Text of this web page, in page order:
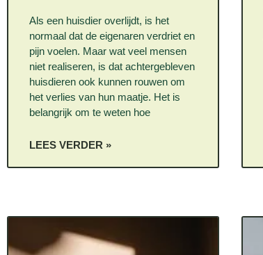
Als een huisdier overlijdt, is het
normaal dat de eigenaren verdriet en
pijn voelen. Maar wat veel mensen
niet realiseren, is dat achtergebleven
huisdieren ook kunnen rouwen om
het verlies van hun maatje. Het is
belangrijk om te weten hoe
LEES VERDER »